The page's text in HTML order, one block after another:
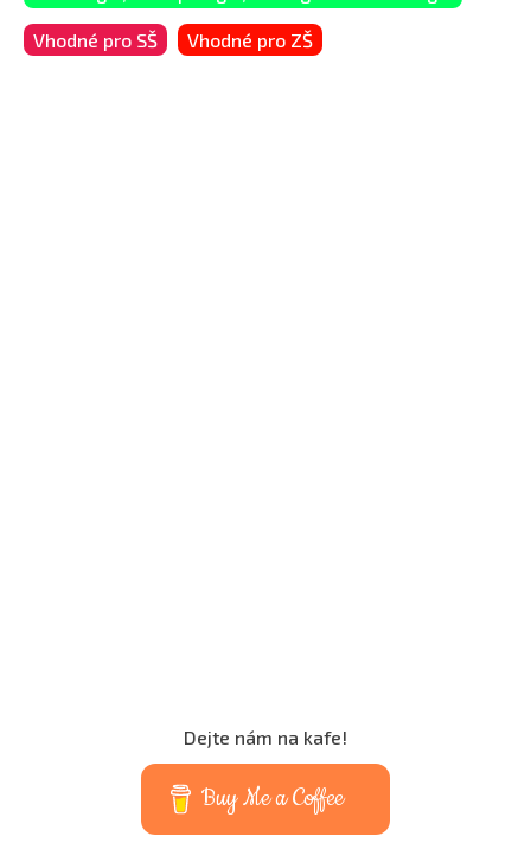
Vhodné pro SŠ Vhodné pro ZŠ
Dejte nám na kafe!
Buy Me a Coffee